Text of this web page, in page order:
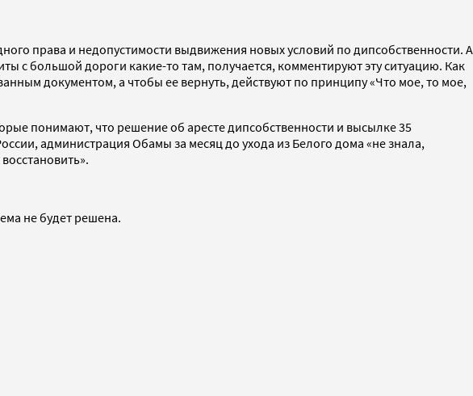
права и недопустимости выдвижения новых условий по дипсобственности. А
с большой дороги какие-то там, получается, комментируют эту ситуацию. Как
документом, а чтобы ее вернуть, действуют по принципу «Что мое, то мое,
понимают, что решение об аресте дипсобственности и высылке 35
администрация Обамы за месяц до ухода из Белого дома «не знала,
не будет решена.